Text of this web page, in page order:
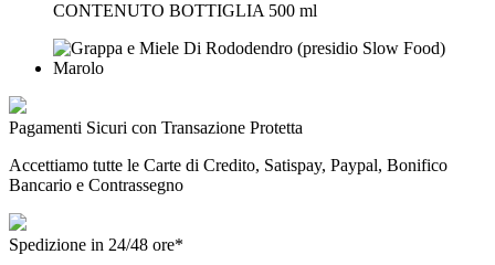
CONTENUTO BOTTIGLIA 500 ml
Pagamenti Sicuri con Transazione Protetta
Accettiamo tutte le Carte di Credito, Satispay, Paypal, Bonifico
Bancario e Contrassegno
Spedizione in 24/48 ore*